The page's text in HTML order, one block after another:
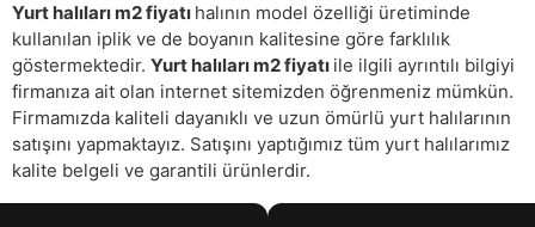
Yurt halıları m2 fiyatı halının model özelliği üretiminde
kullanılan iplik ve de boyanın kalitesine göre farklılık
göstermektedir. Yurt halıları m2 fiyatı ile ilgili ayrıntılı bilgiyi
firmanıza ait olan internet sitemizden öğrenmeniz mümkün.
Firmamızda kaliteli dayanıklı ve uzun ömürlü yurt halılarının
satışını yapmaktayız. Satışını yaptığımız tüm yurt halılarımız
kalite belgeli ve garantili ürünlerdir.